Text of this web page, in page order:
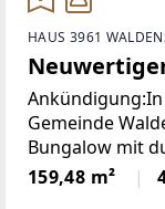
HAUS 3961
Gemeinde
Bungalow mit
barrierearmen
Liegenschaft
159,48 m²